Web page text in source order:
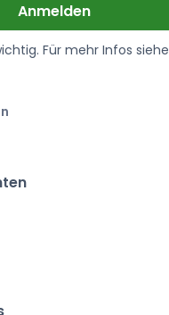
Für mehr Infos siehe